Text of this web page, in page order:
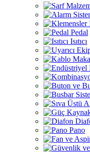
Pedal
Isıtıcı
Pano